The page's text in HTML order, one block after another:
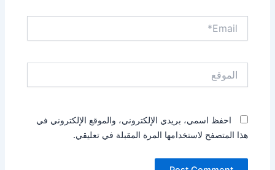
احفظ اسمي، بريدي الإلكتروني، والموقع الإلكتروني في
هذا المتصفح لاستخدامها المرة المقبلة في تعليقي.